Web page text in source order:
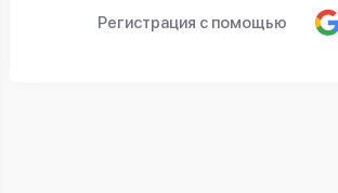
Регистрация с помощью